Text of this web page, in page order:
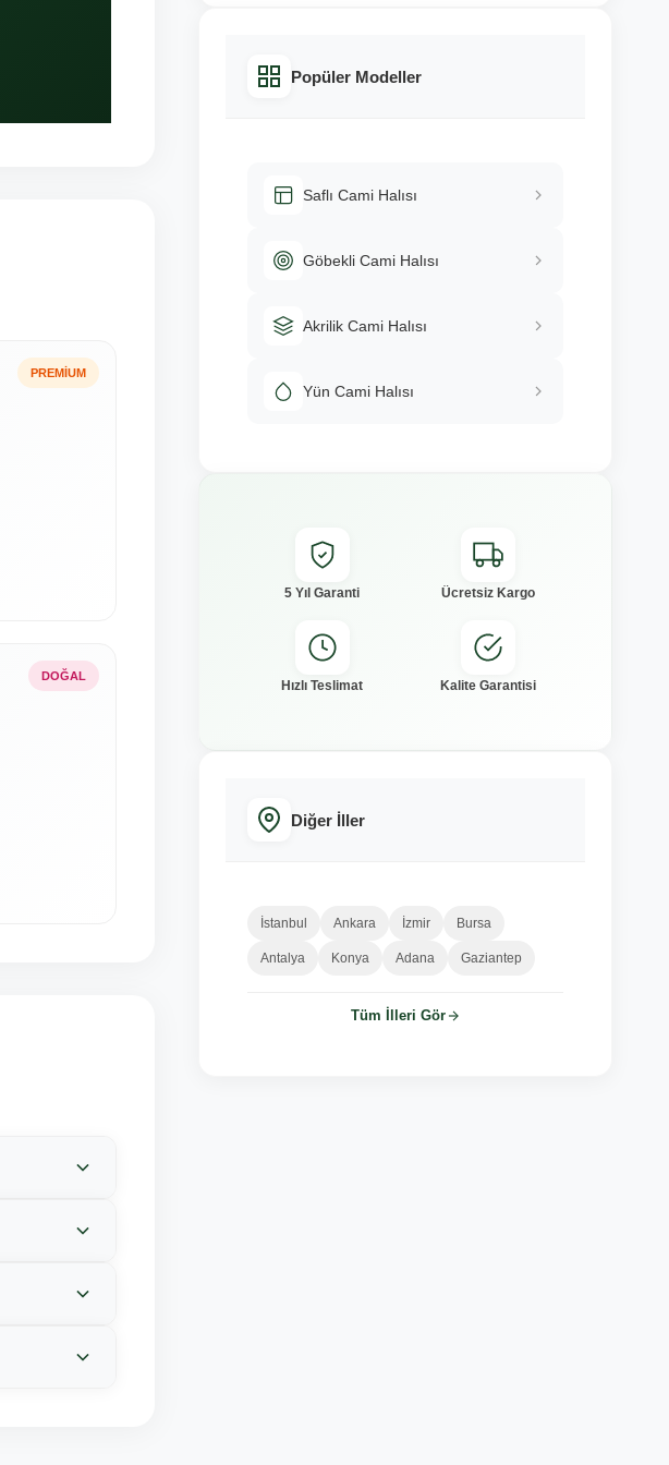
PREMIUM
DOĞAL
Popüler Modeller
Saflı Cami Halısı
Göbekli Cami Halısı
Akrilik Cami Halısı
Yün Cami Halısı
5 Yıl Garanti Ücretsiz Kargo
Hızlı Teslimat Kalite Garantisi
Diğer İller
İstanbul Ankara İzmir Bursa
Antalya Konya Adana Gaziantep
Tüm İlleri Gör